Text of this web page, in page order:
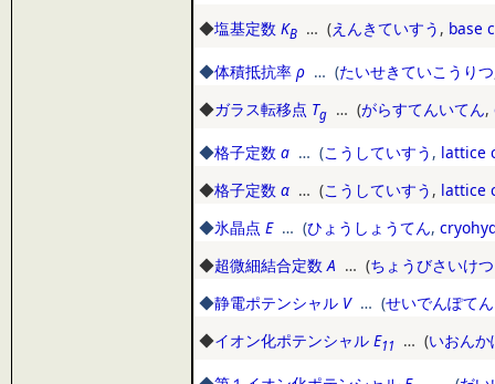
◆塩基定数 KB … (えんきていすう , base
◆体積抵抗率 ρ … (たいせきていこうりつ
◆ガラス転移点 Tg … (がらすてんいてん,
◆格子定数 a … (こうしていすう , lattice
◆格子定数 α … (こうしていすう , lattice
◆氷晶点 E… (ひょうしょうてん,
◆超微細結合定数 A … (ちょうびさいけ
◆静電ポテンシャル V… (せいでんぽて
◆イオン化ポテンシャル E11 … (いおん